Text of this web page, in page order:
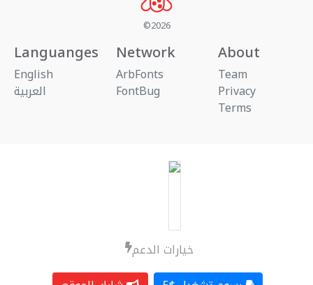
خيارات الدعم
©2026
Languanges
English
العربية
Network
ArbFonts
FontBug
About
Team
Privacy
Terms